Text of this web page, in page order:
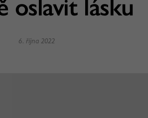
6. října 2022